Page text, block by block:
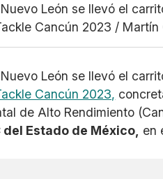
Whatsapp
Copiar enlace
León se llevó el
Cancún 2023 / Martín
León se llevó el
Cancún 2023,
de Alto Rendimiento
del Estado de México, en